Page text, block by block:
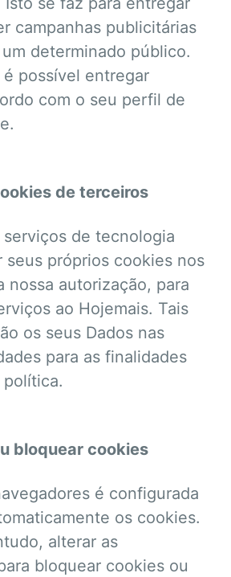
campanhas publicitárias
determinado público.
possível entregar
com o seu perfil de
de terceiros
de tecnologia
seus próprios cookies nos
nossa autorização, para
ao Hojemais. Tais
os seus Dados nas
para as finalidades
bloquear cookies
é configurada
os cookies.
alterar as
bloquear cookies ou